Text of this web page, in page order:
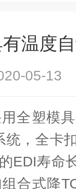
温度
05-
全塑模
统，全卡
EDI寿命
合式降